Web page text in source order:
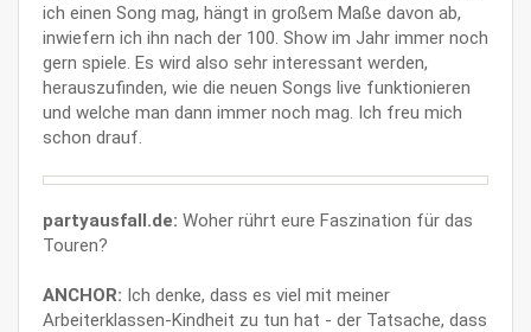
ich einen Song mag, hängt in großem Maße davon ab,
inwiefern ich ihn nach der 100. Show im Jahr immer noch
gern spiele. Es wird also sehr interessant werden,
herauszufinden, wie die neuen Songs live funktionieren
und welche man dann immer noch mag. Ich freu mich
schon drauf.
partyausfall.de: Woher rührt eure Faszination für das
Touren?
ANCHOR: Ich denke, dass es viel mit meiner
Arbeiterklassen-Kindheit zu tun hat - der Tatsache, dass